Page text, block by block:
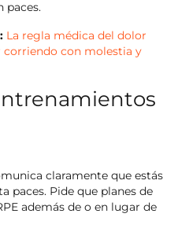
paces.
La regla médica del dolor
corriendo con molestia y
claramente que estás
paces. Pide que planes de
además de o en lugar de